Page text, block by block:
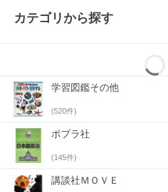
カテゴリから探す
学習図鑑その他
(520件)
ポプラ社
(145件)
講談社ＭＯＶＥ